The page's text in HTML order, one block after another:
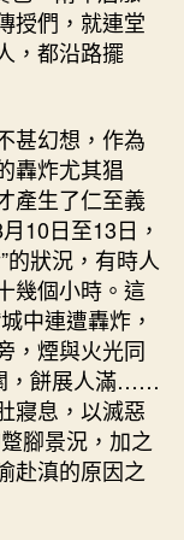
授們，就連堂
，都沿路擺
甚幻想，作為
轟炸尤其猖
產生了仁至義
10日至13日，
的狀況，有時人
幾個小時。這
中連遭轟炸，
，煙與火光同
，餅展人滿……
寢息，以滅惡
腳景況，加之
赴滇的原因之